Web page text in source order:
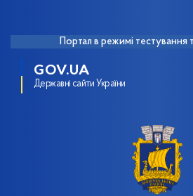
Портал в режимі тестування
GOV.UA
Державні сайти України